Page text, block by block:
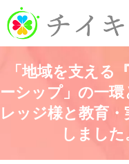
「地域を支える
ーシップ」の一
レッジ様と教育
しました